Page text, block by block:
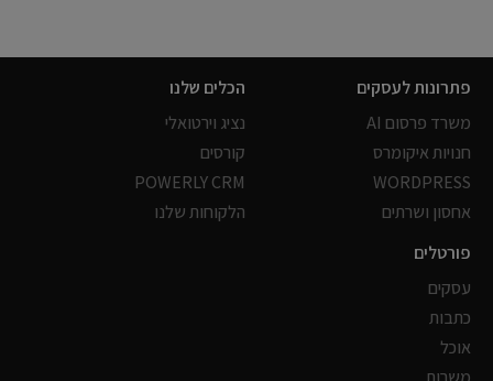
פתרונות לעסקים
משרד פרסום AI
חנויות איקומרס
WORDPRESS
אחסון ושרתים
הכלים שלנו
נציג וירטואלי
קורסים
POWERLY CRM
הלקוחות שלנו
פורטלים
עסקים
כתבות
אוכל